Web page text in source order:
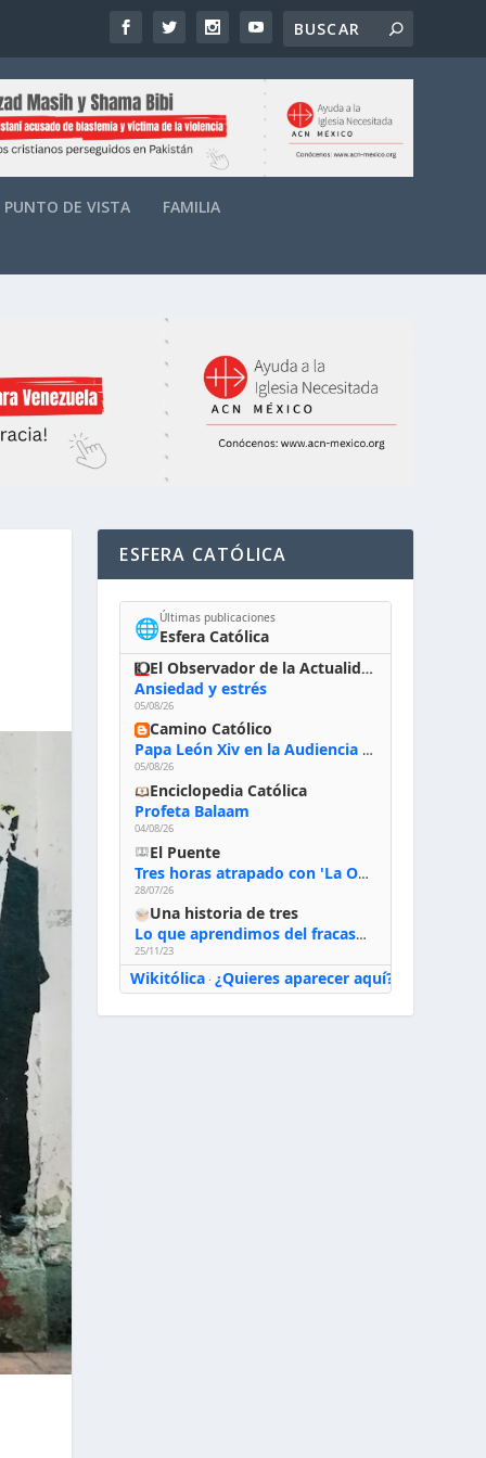
PUNTO DE VISTA FAMILIA
ESFERA CATÓLICA
🌐Últimas publicaciones
Esfera Católica
El Observador de la Actualidad
Ansiedad y estrés
05/08/26
Camino Católico
Papa León Xiv en la Audiencia General, 5-8-2026: «Dios en el primer puesto; la oración, nuestra primera obligación; la liturgia, la primera fuente de la vida divina que se nos comunica, la primera escuela de nuestra vida espiritual»
05/08/26
Enciclopedia Católica
Profeta Balaam
04/08/26
El Puente
Tres horas atrapado con 'La Odisea' de Nolan
28/07/26
Una historia de tres
Lo que aprendimos del fracaso al emprender
25/11/23
Wikitólica· ¿Quieres aparecer aquí?